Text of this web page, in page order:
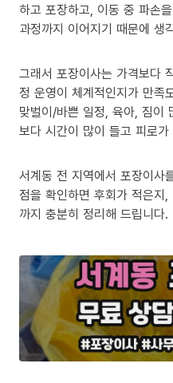
하고 포장하고, 이동 중 파손
과정까지 이어지기 때문에 생
그래서 포장이사는 가격보다
정 운영이 체계적인지가 만족
맞벌이/바쁜 일정, 육아, 짐이
보다 시간이 많이 들고 피로
서계동 전 지역에서 포장이사
점을 확인하면 후회가 적은지
까지 충분히 정리해 드립니다.